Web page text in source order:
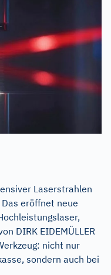
Laserstrahlen
eröffnet neue
DIRK EIDEMÜLLER
nicht nur
sondern auch bei